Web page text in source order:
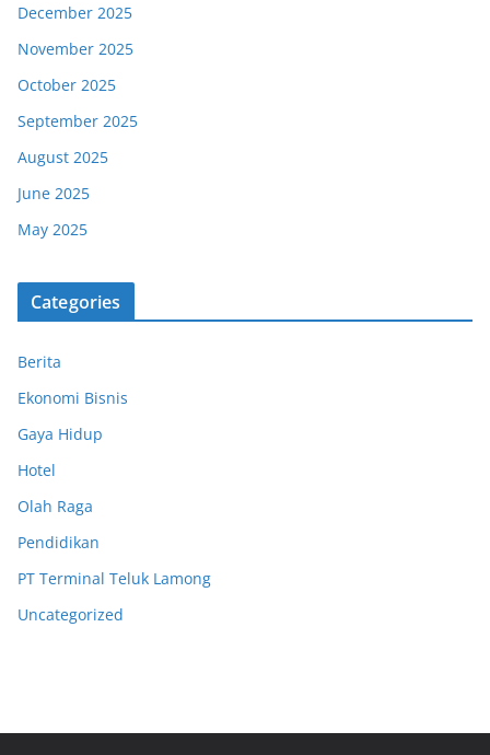
December 2025
November 2025
October 2025
September 2025
August 2025
June 2025
May 2025
Categories
Berita
Ekonomi Bisnis
Gaya Hidup
Hotel
Olah Raga
Pendidikan
PT Terminal Teluk Lamong
Uncategorized